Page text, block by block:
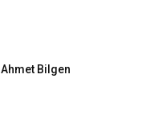
Ahmet Bilgen